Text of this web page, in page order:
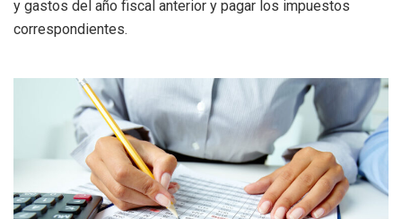
y gastos del año fiscal anterior y pagar los impuestos
correspondientes.